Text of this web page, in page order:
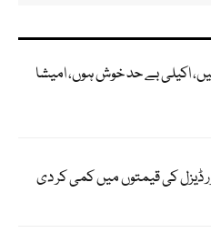
اکیلی بے حد خوش ہوں، امیشا
ڈیزل کی قیمتوں میں کمی کر دی